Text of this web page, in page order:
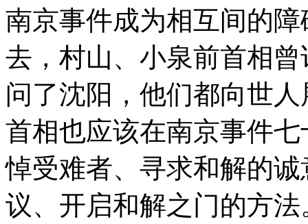
南京事件成为相互间的
去，村山、小泉前首相
问了沈阳，他们都向世
首相也应该在南京事件
悼受难者、寻求和解的
议、开启和解之门的方法